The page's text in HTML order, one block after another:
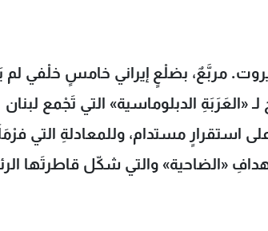
مربَّعٌ، بضلْعٍ إيراني خامسٍ خلْفي لم
«العَرَبَةِ الدبلوماسية» التي تَجْمع لبنان
استقرارٍ مستدام، وللمعادلةِ التي
«الضاحية» والتي شكّل قاطرتَها